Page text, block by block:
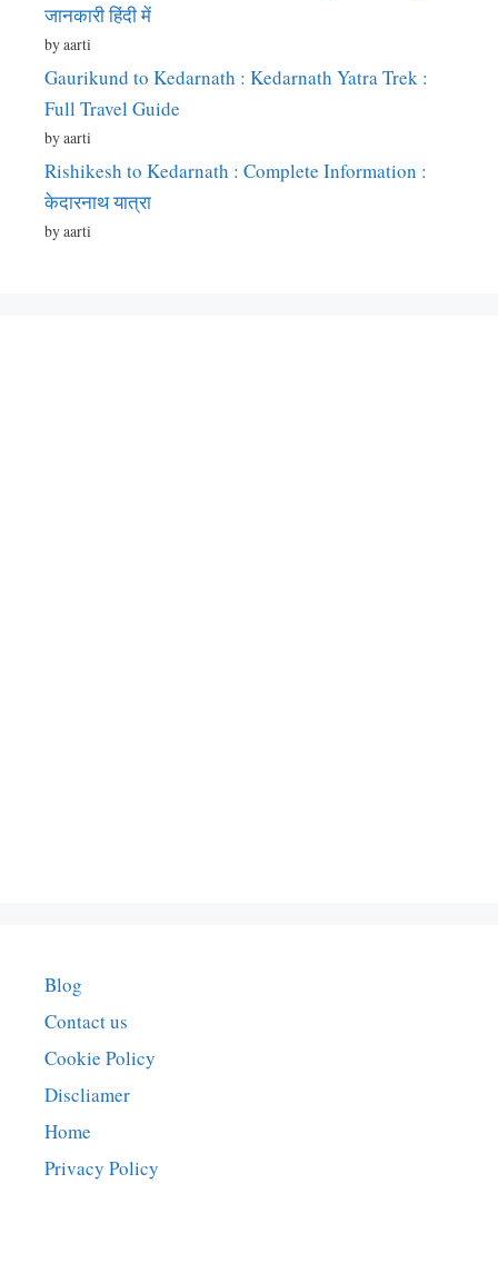
जानकारी हिंदी में
by aarti
Gaurikund to Kedarnath : Kedarnath Yatra Trek :
Full Travel Guide
by aarti
Rishikesh to Kedarnath : Complete Information :
केदारनाथ यात्रा
by aarti
Blog
Contact us
Cookie Policy
Discliamer
Home
Privacy Policy